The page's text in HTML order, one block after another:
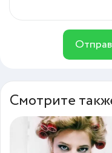
Смотрите